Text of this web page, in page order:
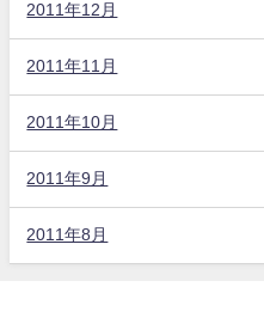
2011年12月
2011年11月
2011年10月
2011年9月
2011年8月